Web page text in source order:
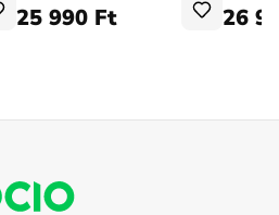
25 990 Ft 26